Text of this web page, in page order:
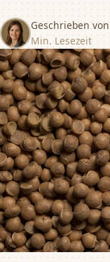
Geschrieben von
Min. Lesezeit